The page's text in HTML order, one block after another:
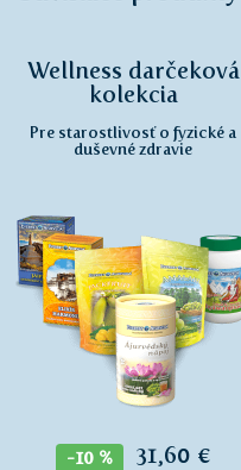
Wellness darčeková
kolekcia
Pre starostlivosť o fyzické a
duševné zdravie
-10 % 31,60 €